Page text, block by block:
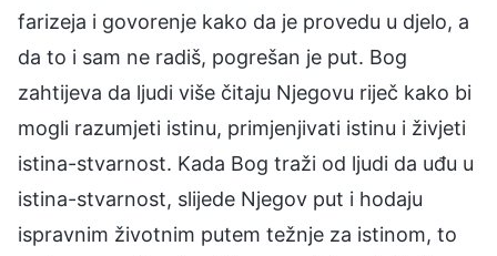
farizeja i govorenje kako da je provedu u djelo, a
da to i sam ne radiš, pogrešan je put. Bog
zahtijeva da ljudi više čitaju Njegovu riječ kako bi
mogli razumjeti istinu, primjenjivati istinu i živjeti
istina-stvarnost. Kada Bog traži od ljudi da uđu u
istina-stvarnost, slijede Njegov put i hodaju
ispravnim životnim putem težnje za istinom, to